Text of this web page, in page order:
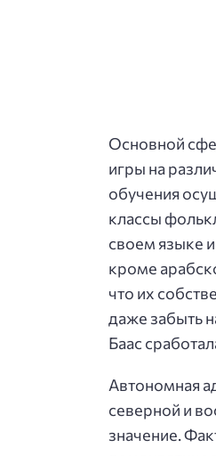
Основной
игры на
обучения
классы
своем языке
кроме
что их
даже забыть
Баас
Автономная
северной и
значение.